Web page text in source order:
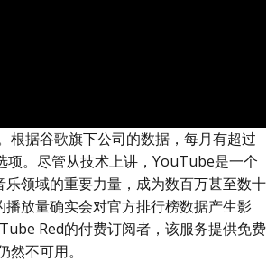
据谷歌旗下公司的数据，每月有超过
项。尽管从技术上讲，YouTube是一个
领域的重要力量，成为数百万甚至数十
放量确实会对官方排行榜数据产生影
Red的付费订阅者，该服务提供免费
不可用。